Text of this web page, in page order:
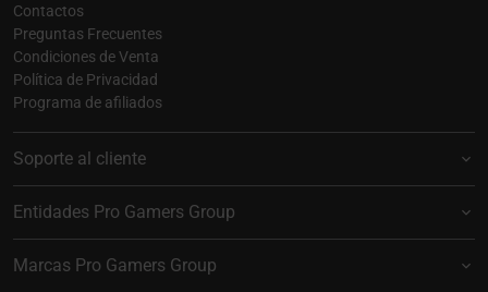
Contactos
Preguntas Frecuentes
Condiciones de Venta
Política de Privacidad
Programa de afiliados
Soporte al cliente
Entidades Pro Gamers Group
Marcas Pro Gamers Group